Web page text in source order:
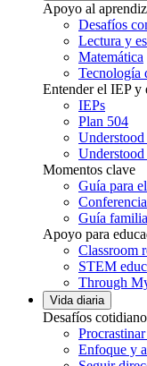
Apoyo al
Desafíos
Lectura y
Matemática
Tecnología
Entender el IEP y
IEPs
Plan 504
Momentos clave
Guía para
Guía
Apoyo para
Classroom
STEM
Through
Vida diaria
Desafíos
Enfoque y